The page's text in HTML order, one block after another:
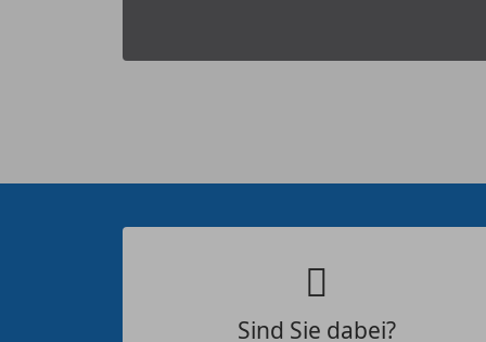
Sind Sie dabei?